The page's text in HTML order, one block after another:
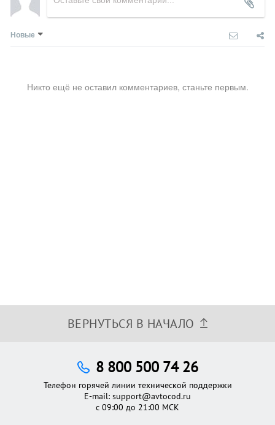
Новые
Никто ещё не оставил комментариев, станьте первым.
ВЕРНУТЬСЯ В НАЧАЛО
8 800 500 74 26
Телефон горячей линии технической поддержки
E-mail: support@avtocod.ru
с 09:00 до 21:00 МСК